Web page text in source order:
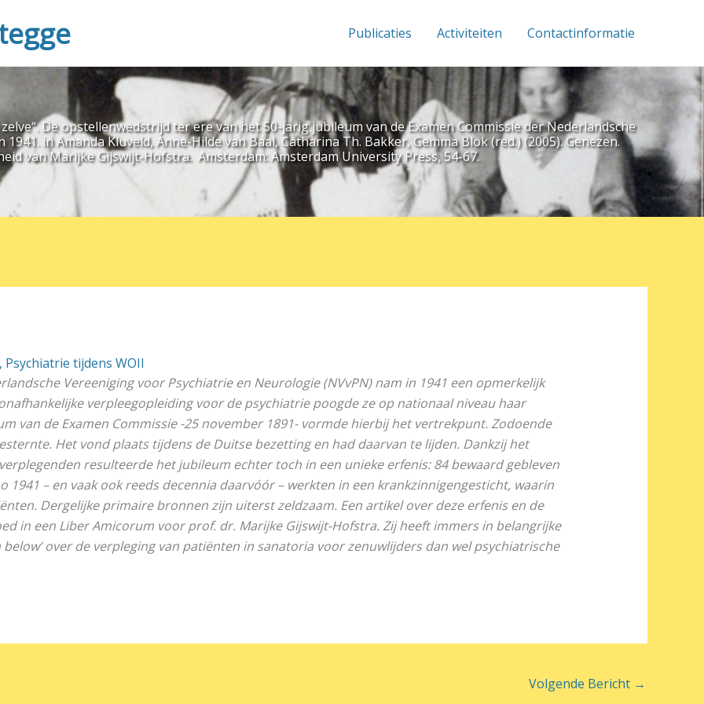
Publicaties Activiteiten Contactinformatie
zelve“. De opstellenwedstrijd ter ere van het 50-jarig jubileum van de Examen Commissie der Nederlandsche
in Amanda Kluveld, Anne-Hilde van Baal, Catharina Th. Bakker, Gemma Blok (red.) (2005). Genezen.
van Marijke Gijswijt-Hofstra. Amsterdam: Amsterdam University Press, 54-67.
Psychiatrie tijdens WOII
Vereeniging voor Psychiatrie en Neurologie (NVvPN) nam in 1941 een opmerkelijk
verpleegopleiding voor de psychiatrie poogde ze op nationaal niveau haar
van de Examen Commissie -25 november 1891- vormde hierbij het vertrekpunt. Zodoende
Het vond plaats tijdens de Duitse bezetting en had daarvan te lijden. Dankzij het
resulteerde het jubileum echter toch in een unieke erfenis: 84 bewaard gebleven
1941 – en vaak ook reeds decennia daarvóór – werkten in een krankzinnigengesticht, waarin
Dergelijke primaire bronnen zijn uiterst zeldzaam. Een artikel over deze erfenis en de
in een Liber Amicorum voor prof. dr. Marijke Gijswijt-Hofstra. Zij heeft immers in belangrijke
over de verpleging van patiënten in sanatoria voor zenuwlijders dan wel psychiatrische
Volgende Bericht →